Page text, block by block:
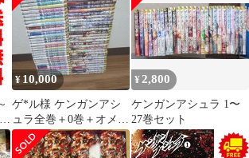
学館（青年コミック）
¥ 10,000
ゲ*ル様 ケンガンアシ
ュラ全巻＋0巻＋オメガ
1〜30巻、32巻 まとめ
売り
¥ 2,800
ケンガンアシュラ 1〜
27巻セット